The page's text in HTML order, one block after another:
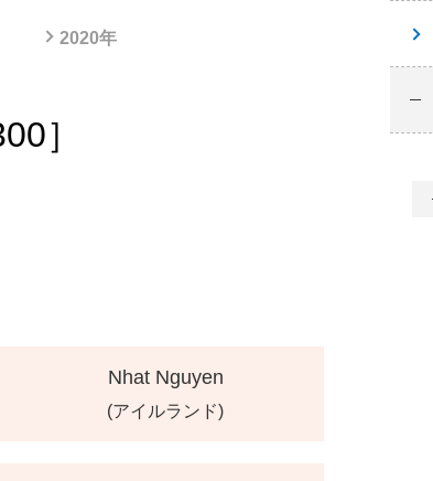
2020年
］
Nhat Nguyen
(アイルランド)